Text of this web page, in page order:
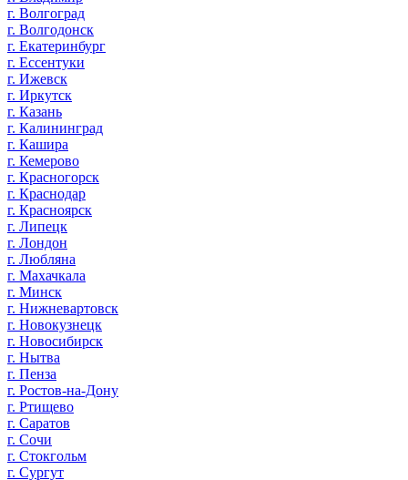
г. Волгоград
г. Волгодонск
г. Екатеринбург
г. Ессентуки
г. Ижевск
г. Иркутск
г. Казань
г. Калининград
г. Кашира
г. Кемерово
г. Красногорск
г. Краснодар
г. Красноярск
г. Липецк
г. Лондон
г. Любляна
г. Махачкала
г. Минск
г. Нижневартовск
г. Новокузнецк
г. Новосибирск
г. Нытва
г. Пенза
г. Ростов-на-Дону
г. Ртищево
г. Саратов
г. Сочи
г. Стокгольм
г. Сургут